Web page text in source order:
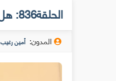
الحلقة836: هل يوجد فرق بين نسخة ويندوز مفعلة بطرق غير قانونية واخرى أصلية
المدون: أمين رغيب